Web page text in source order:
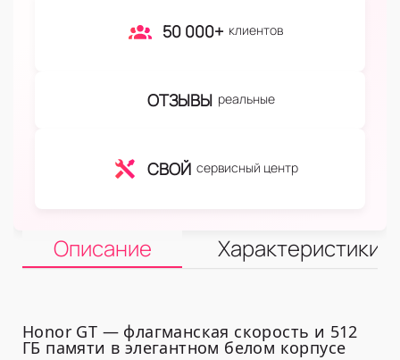
50 000+ клиентов
ОТЗЫВЫ реальные
СВОЙ сервисный центр
Описание Характеристики
Honor GT — флагманская скорость и 512
ГБ памяти в элегантном белом корпусе